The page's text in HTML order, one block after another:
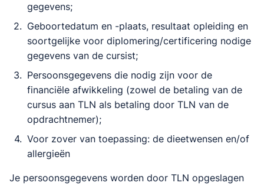
gegevens;
Geboortedatum en -plaats, resultaat opleiding en
soortgelijke voor diplomering/certificering nodige
gegevens van de cursist;
Persoonsgegevens die nodig zijn voor de
financiële afwikkeling (zowel de betaling van de
cursus aan TLN als betaling door TLN van de
opdrachtnemer);
Voor zover van toepassing: de dieetwensen en/of
allergieën
Je persoonsgegevens worden door TLN opgeslagen